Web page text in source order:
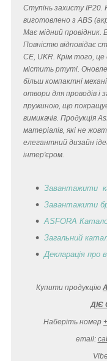
Ступінь захисту IP20.
виготовлено з ABS
Має мідний провідник.
Повністю відповідає
CE, UKR. Крім того, це
містить ртуті.
більш компактні
отвори для проводів і
пружиною, що покращує
вимикачів. Продукція
матеріалів, які не
елегантний дизайн
інтер'єром.
Завантажити
Завантажити
ASFORA
Загальний
Декларація про
Купити продукцію
Наберіть номер
email: